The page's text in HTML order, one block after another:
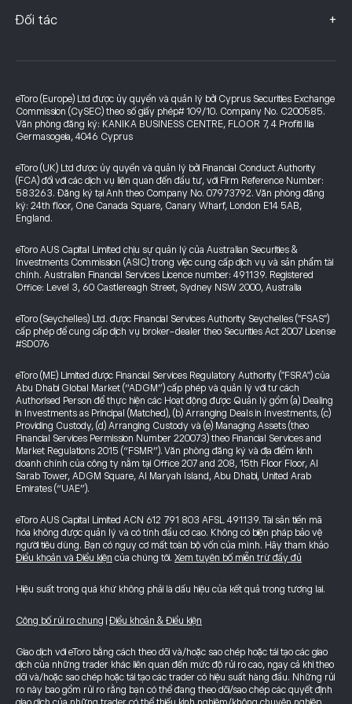
Đối tác +
eToro (Europe) Ltd được ủy quyền và quản lý bởi Cyprus Securities Exchange
Commission (CySEC) theo số giấy phép# 109/10. Company No. C200585.
Văn phòng đăng ký: KANIKA BUSINESS CENTRE, FLOOR 7, 4 Profiti Ilia
Germasogeia, 4046 Cyprus
eToro (UK) Ltd được ủy quyền và quản lý bởi Financial Conduct Authority
(FCA) đối với các dịch vụ liên quan đến đầu tư, với Firm Reference Number:
583263. Đăng ký tại Anh theo Company No. 07973792. Văn phòng đăng
ký: 24th floor, One Canada Square, Canary Wharf, London E14 5AB,
England.
eToro AUS Capital Limited chịu sự quản lý của Australian Securities &
Investments Commission (ASIC) trong việc cung cấp dịch vụ và sản phẩm tài
chính. Australian Financial Services Licence number: 491139. Registered
Office: Level 3, 60 Castlereagh Street, Sydney NSW 2000, Australia
eToro (Seychelles) Ltd. được Financial Services Authority Seychelles ("FSAS")
cấp phép để cung cấp dịch vụ broker-dealer theo Securities Act 2007 License
#SD076
eToro (ME) Limited được Financial Services Regulatory Authority ("FSRA") của
Abu Dhabi Global Market (“ADGM”) cấp phép và quản lý với tư cách
Authorised Person để thực hiện các Hoạt động được Quản lý gồm (a) Dealing
in Investments as Principal (Matched), (b) Arranging Deals in Investments, (c)
Providing Custody, (d) Arranging Custody và (e) Managing Assets (theo
Financial Services Permission Number 220073) theo Financial Services and
Market Regulations 2015 (“FSMR”). Văn phòng đăng ký và địa điểm kinh
doanh chính của công ty nằm tại Office 207 and 208, 15th Floor Floor, Al
Sarab Tower, ADGM Square, Al Maryah Island, Abu Dhabi, United Arab
Emirates (“UAE”).
eToro AUS Capital Limited ACN 612 791 803 AFSL 491139. Tài sản tiền mã
hóa không được quản lý và có tính đầu cơ cao. Không có biện pháp bảo vệ
người tiêu dùng. Bạn có nguy cơ mất toàn bộ vốn của mình. Hãy tham khảo
Điều khoản và Điều kiện của chúng tôi. Xem tuyên bố miễn trừ đầy đủ
Hiệu suất trong quá khứ không phải là dấu hiệu của kết quả trong tương lai.
Công bố rủi ro chung Điều khoản & Điều kiện
Giao dịch với eToro bằng cách theo dõi và/hoặc sao chép hoặc tái tạo các giao
dịch của những trader khác liên quan đến mức độ rủi ro cao, ngay cả khi theo
dõi và/hoặc sao chép hoặc tái tạo các trader có hiệu suất hàng đầu. Những rủi
ro này bao gồm rủi ro rằng bạn có thể đang theo dõi/sao chép các quyết định